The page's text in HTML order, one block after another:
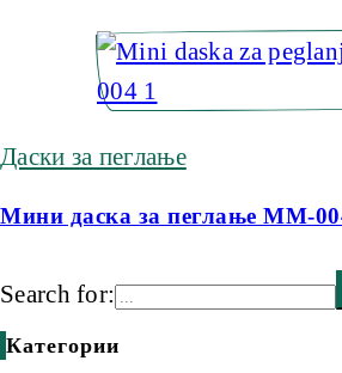
Даски за пеглање
Мини даска за пеглање MM-
Search for:
Категории